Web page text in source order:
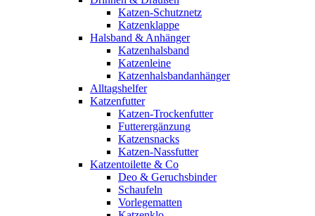
Katzen-Schutznetz
Katzenklappe
Halsband & Anhänger
Katzenhalsband
Katzenleine
Katzenhalsbandanhänger
Alltagshelfer
Katzenfutter
Katzen-Trockenfutter
Futterergänzung
Katzensnacks
Katzen-Nassfutter
Katzentoilette & Co
Deo & Geruchsbinder
Schaufeln
Vorlegematten